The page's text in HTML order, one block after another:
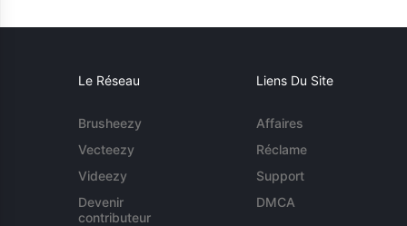
Le Réseau
Brusheezy
Vecteezy
Videezy
Devenir
contributeur
Liens Du Site
Affaires
Réclame
Support
DMCA